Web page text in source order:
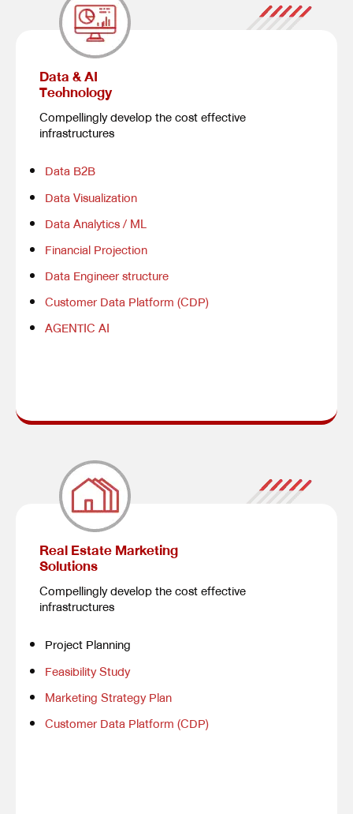
Data & AI
Technology
Compellingly develop the cost effective
infrastructures
Data B2B
Data Visualization
Data Analytics / ML
Financial Projection
Data Engineer structure
Customer Data Platform (CDP)
AGENTIC AI
Real Estate Marketing
Solutions
Compellingly develop the cost effective
infrastructures
Project Planning
Feasibility Study
Marketing Strategy Plan
Customer Data Platform (CDP)